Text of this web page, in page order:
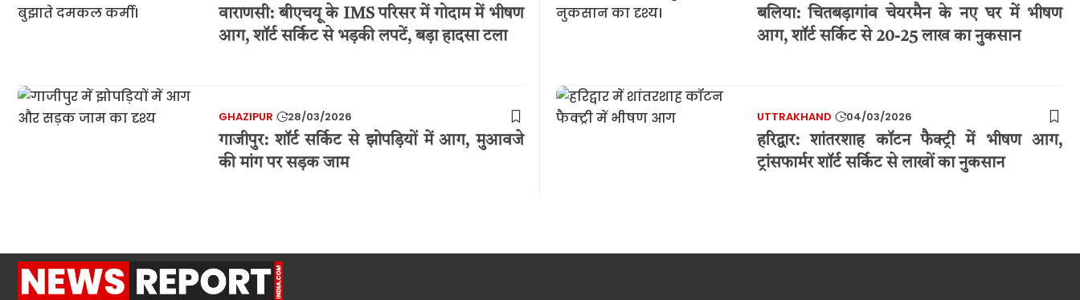
वाराणसी: बीएचयू के IMS परिसर में गोदाम में भीषण
आग, शॉर्ट सर्किट से भड़की लपटें, बड़ा हादसा टला
बलिया: चितबड़ागांव चेयरमैन के नए घर में भीषण
आग, शॉर्ट सर्किट से 20-25 लाख का नुकसान
GHAZIPUR 28/03/2026
गाजीपुर: शॉर्ट सर्किट से झोपड़ियों में आग, मुआवजे
की मांग पर सड़क जाम
UTTRAKHAND 04/03/2026
हरिद्वार: शांतरशाह कॉटन फैक्ट्री में भीषण आग,
ट्रांसफार्मर शॉर्ट सर्किट से लाखों का नुकसान